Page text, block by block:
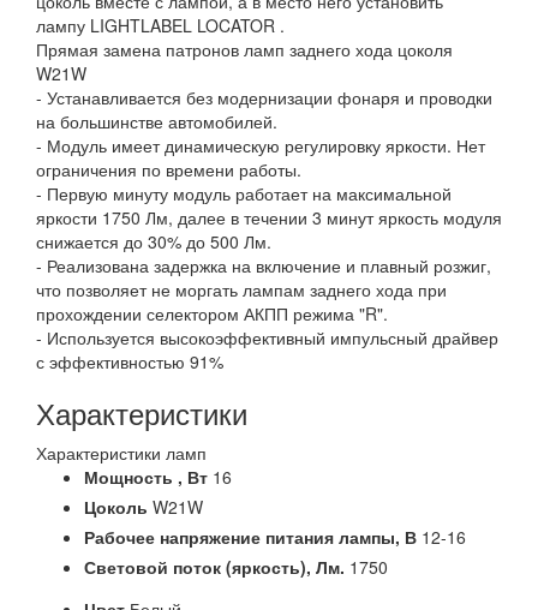
лампу LIGHTLABEL LOCATOR .
Прямая замена патронов ламп заднего хода цоколя
W21W
- Устанавливается без модернизации фонаря и проводки
на большинстве автомобилей.
- Модуль имеет динамическую регулировку яркости. Нет
ограничения по времени работы.
- Первую минуту модуль работает на максимальной
яркости 1750 Лм, далее в течении 3 минут яркость модуля
снижается до 30% до 500 Лм.
- Реализована задержка на включение и плавный розжиг,
что позволяет не моргать лампам заднего хода при
прохождении селектором АКПП режима "R".
- Используется высокоэффективный импульсный драйвер
с эффективностью 91%
Характеристики
Характеристики ламп
Мощность , Вт 16
Цоколь W21W
Рабочее напряжение питания лампы, В 12-16
Световой поток (яркость), Лм. 1750